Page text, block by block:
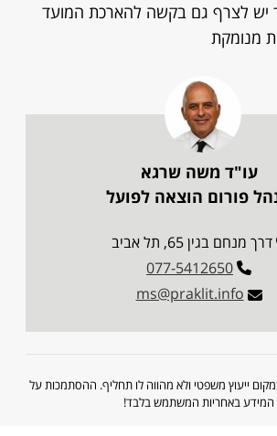
יש לצרף גם בקשה להארכת המועד
מנומקת
עו"ד משה שרגא
פורום הוצאה לפועל
דרך מנחם בגין 65, תל אביב
077-5412650
ms@praklit.info
ייעוץ משפטי ולא מהווה לו תחליף. ההסתמכות על
המידע באחריות המשתמש בלבד!